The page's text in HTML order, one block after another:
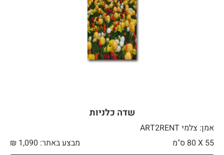
שדה כלניות
אמן: צלמי ART2RENT
55 X
מבצע באתר: ₪ 1,090